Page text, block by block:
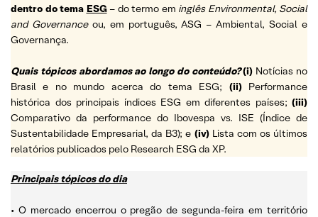
dentro do tema ESG – do termo em inglês Environmental, Social
and Governance ou, em português, ASG – Ambiental, Social e
Governança.
Quais tópicos abordamos ao longo do conteúdo? (i) Notícias no
Brasil e no mundo acerca do tema ESG; (ii)Performance
histórica dos principais índices ESG em diferentes países; (iii)
Comparativo da performance do Ibovespa vs. ISE (Índice de
Sustentabilidade Empresarial, da B3); e (iv)Lista com os últimos
relatórios publicados pelo Research ESG da XP.
Principais tópicos do dia
• O mercado encerrou o pregão de segunda-feira em território